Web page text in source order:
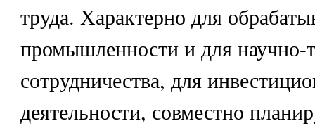
труда. Характерно для
промышленности и для научно-
сотрудничества, для
деятельности, совместно